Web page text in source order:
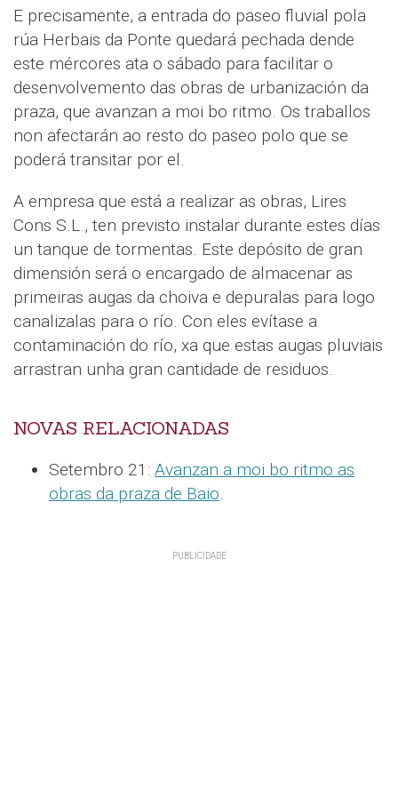
E precisamente, a entrada do paseo fluvial pola
rúa Herbais da Ponte quedará pechada dende
este mércores ata o sábado para facilitar o
desenvolvemento das obras de urbanización da
praza, que avanzan a moi bo ritmo. Os traballos
non afectarán ao resto do paseo polo que se
poderá transitar por el.
A empresa que está a realizar as obras, Lires
Cons S.L., ten previsto instalar durante estes días
un tanque de tormentas. Este depósito de gran
dimensión será o encargado de almacenar as
primeiras augas da choiva e depuralas para logo
canalizalas para o río. Con eles evítase a
contaminación do río, xa que estas augas pluviais
arrastran unha gran cantidade de residuos.
NOVAS RELACIONADAS
Setembro 21: Avanzan a moi bo ritmo as
obras da praza de Baio.